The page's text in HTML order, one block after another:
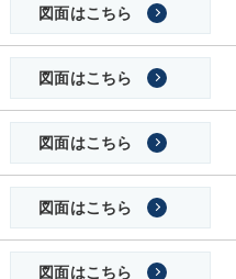
図面はこちら
図面はこちら
図面はこちら
図面はこちら
図面はこちら